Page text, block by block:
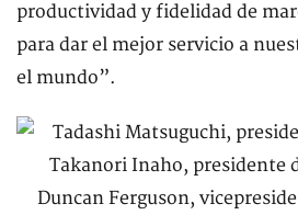
productividad y fidelidad de
para dar el mejor servicio a
el mundo”.